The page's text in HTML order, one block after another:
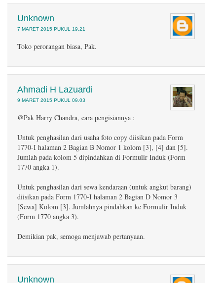
Unknown
7 MARET 2015 PUKUL 19.21
Toko perorangan biasa, Pak.
Ahmadi H Lazuardi
9 MARET 2015 PUKUL 09.03
@Pak Harry Chandra, cara pengisiannya :
Untuk penghasilan dari usaha foto copy diisikan pada Form
1770-I halaman 2 Bagian B Nomor 1 kolom [3], [4] dan [5].
Jumlah pada kolom 5 dipindahkan di Formulir Induk (Form
1770 angka 1).
Untuk penghasilan dari sewa kendaraan (untuk angkut barang)
diisikan pada Form 1770-I halaman 2 Bagian D Nomor 3
[Sewa] Kolom [3]. Jumlahnya pindahkan ke Formulir Induk
(Form 1770 angka 3).
Demikian pak, semoga menjawab pertanyaan.
Unknown